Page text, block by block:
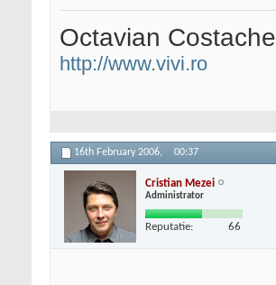
Octavian Costache
http://www.vivi.ro
16th February 2006, 00:37
Cristian Mezei
Administrator
Reputatie: 66